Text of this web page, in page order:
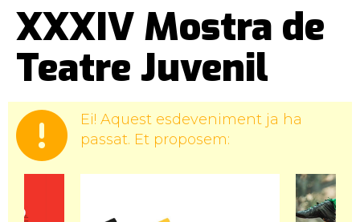
XXXIV Mostra de
Teatre Juvenil
Ei! Aquest esdeveniment ja ha
passat. Et proposem: